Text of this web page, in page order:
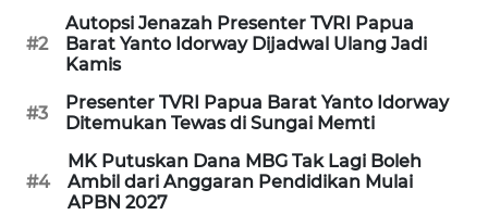
#2
Autopsi Jenazah Presenter TVRI Papua
Barat Yanto Idorway Dijadwal Ulang Jadi
Kamis
#3
Presenter TVRI Papua Barat Yanto Idorway
Ditemukan Tewas di Sungai Memti
#4
MK Putuskan Dana MBG Tak Lagi Boleh
Ambil dari Anggaran Pendidikan Mulai
APBN 2027
NEWS
METRO
MEDAN
NEWS
METRO
JAKARTA